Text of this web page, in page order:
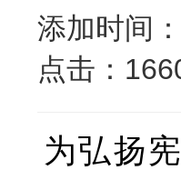
添加时间
点击：
为弘扬